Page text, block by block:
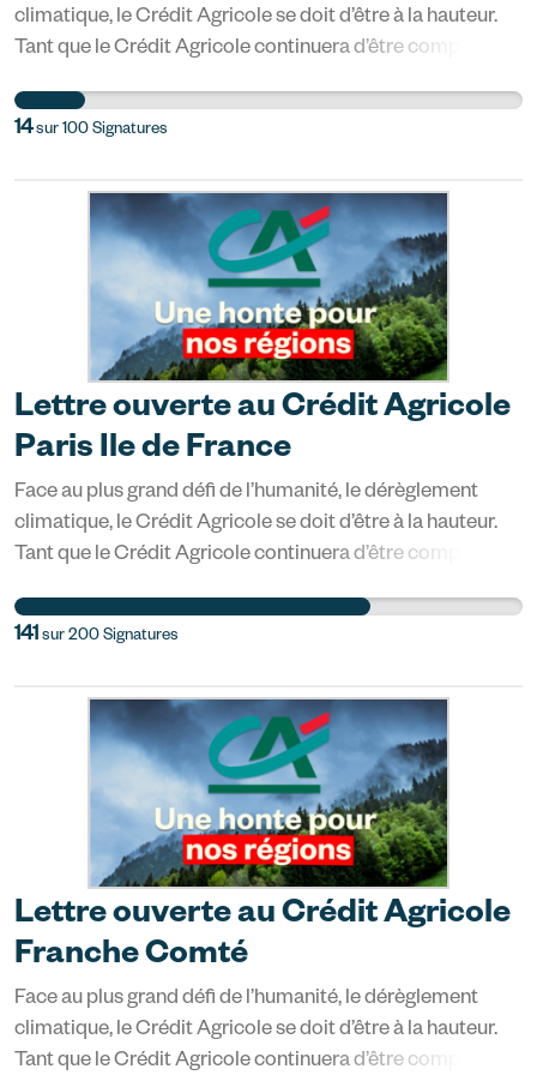
climatique, le Crédit Agricole se doit d’être à la hauteur.
Tant que le Crédit Agricole continuera d’être complice
gaziers, vous ne pouvez pas prétendre agir pour le climat.
Quand allez-vous véritablement écouter les Français·es
Devenez enfin la banque verte que le Crédit Agricole
prétend être. *Quelques chiffres : Entre 2016 et 2020, le
Crédit Agricole a versé 64,6 milliards de dollars à
l’industrie des énergies fossiles. Le groupe Crédit
Agricole est encore le premier financeur de TotalEnergies.
C’est aussi la banque française la plus exposée aux
entreprises polluantes qui se développent en Arctique.
Source : Banking on Climate Chaos, 2021
14sur 100 Signatures
Lettre ouverte au Crédit Agricole
Paris Ile de France
Face au plus grand défi de l’humanité, le dérèglement
climatique, le Crédit Agricole se doit d’être à la hauteur.
Tant que le Crédit Agricole continuera d’être complice
gaziers, vous ne pouvez pas prétendre agir pour le climat.
Quand allez-vous véritablement écouter les Français·es
Devenez enfin la banque verte que le Crédit Agricole
prétend être. *Quelques chiffres : Entre 2016 et 2020, le
Crédit Agricole a versé 64,6 milliards de dollars à
l’industrie des énergies fossiles. Le groupe Crédit
Agricole est encore le premier financeur de TotalEnergies.
C’est aussi la banque française la plus exposée aux
entreprises polluantes qui se développent en Arctique.
Source : Banking on Climate Chaos, 2021
141 sur 200 Signatures
Lettre ouverte au Crédit Agricole
Franche Comté
Face au plus grand défi de l’humanité, le dérèglement
climatique, le Crédit Agricole se doit d’être à la hauteur.
Tant que le Crédit Agricole continuera d’être complice